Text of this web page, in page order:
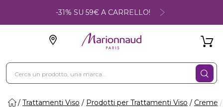
-31% SU 59€ A CARRELLO!
Trattamenti Viso Prodotti per Trattamenti Viso Creme